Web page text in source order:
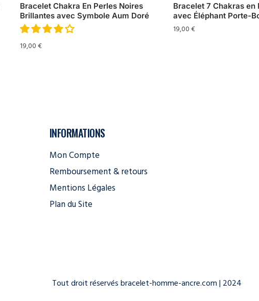
Bracelet Chakra En Perles Noires
Brillantes avec Symbole Aum Doré
19,00€
Bracelet 7 Chakras en
avec Éléphant Porte-
19,00€
INFORMATIONS
Mon Compte
Remboursement & retours
Mentions Légales
Plan du Site
Tout droit réservés bracelet-homme-ancre.com | 2024